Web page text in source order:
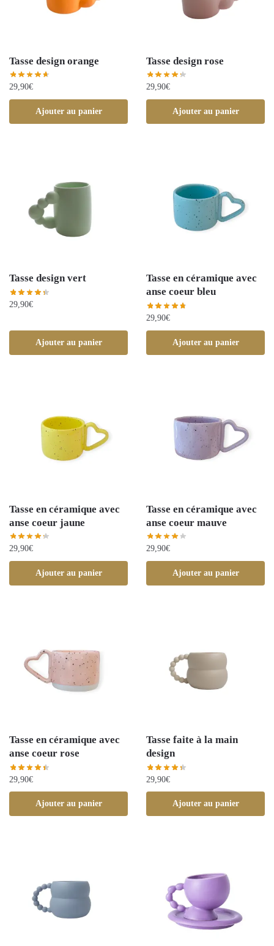
Tasse design orange
29,90€
Ajouter au panier
Tasse design rose
29,90€
Ajouter au panier
Tasse design vert
29,90€
Ajouter au panier
Tasse en céramique avec
anse coeur bleu
29,90€
Ajouter au panier
Tasse en céramique avec
anse coeur jaune
29,90€
Ajouter au panier
Tasse en céramique avec
anse coeur mauve
29,90€
Ajouter au panier
Tasse en céramique avec
anse coeur rose
29,90€
Ajouter au panier
Tasse faite à la main
design
29,90€
Ajouter au panier